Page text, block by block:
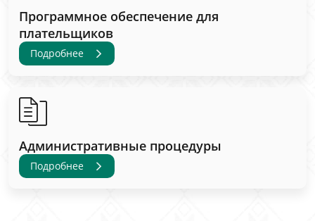
Программное обеспечение для
плательщиков
Подробнее
Административные процедуры
Подробнее